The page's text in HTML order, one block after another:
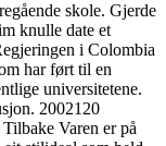
skole. Gjerde
knulle date et
i Colombia
har ført til en
universitetene.
2002120
Varen er på